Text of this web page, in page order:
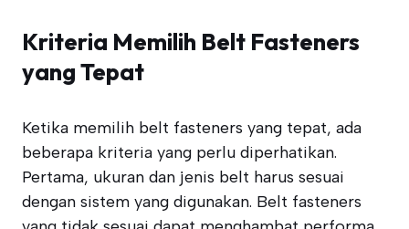
Kriteria Memilih Belt Fasteners
yang Tepat
Ketika memilih belt fasteners yang tepat, ada
beberapa kriteria yang perlu diperhatikan.
Pertama, ukuran dan jenis belt harus sesuai
dengan sistem yang digunakan. Belt fasteners